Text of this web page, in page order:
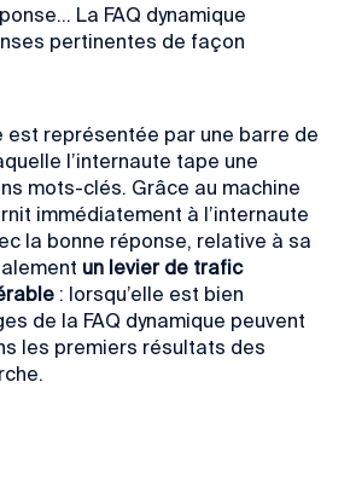
La FAQ dynamique
pertinentes de façon
est représentée par une barre de
l’internaute tape une
mots-clés. Grâce au machine
immédiatement à l’internaute
la bonne réponse, relative à sa
un levier de trafic
: lorsqu’elle est bien
de la FAQ dynamique peuvent
les premiers résultats des